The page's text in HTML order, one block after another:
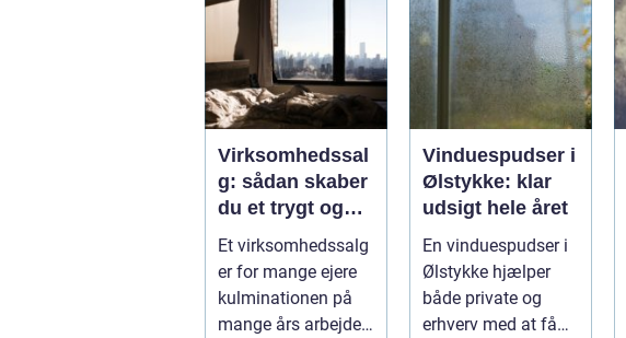
Virksomhedssal
g: sådan skaber
du et trygt og
vellykket salg
Et virksomhedssalg
er for mange ejere
kulminationen på
mange års arbejde.
Vinduespudser i
Ølstykke: klar
udsigt hele året
En vinduespudser i
Ølstykke hjælper
både private og
erhverv med at få